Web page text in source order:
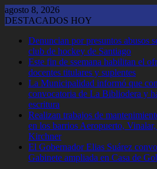
Saltar
al
agosto 8, 2026
DESTACADOS HOY
Denuncian por presuntos abusos
club de hockey de Santiago
Este fin de ssemana habilitan el
docentes titulares y suplentes
La Municipalidad informó que
convocatoria de La Bibliodera y
escritura
Realizan trabajos de
en los barrios Aeropuerto,
Kirchner
El Gobernador Elias Suárez
Gabinete ampliada en Casa de